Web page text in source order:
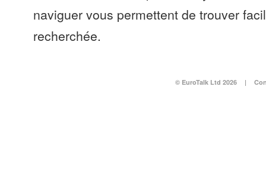
naviguer vous permettent de trouver
recherchée.
© EuroTalk Ltd 2026 |